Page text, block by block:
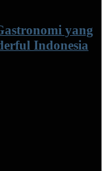
yang
Indonesia